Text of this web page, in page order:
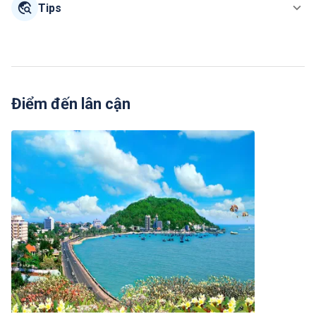
Tips
Điểm đến lân cận